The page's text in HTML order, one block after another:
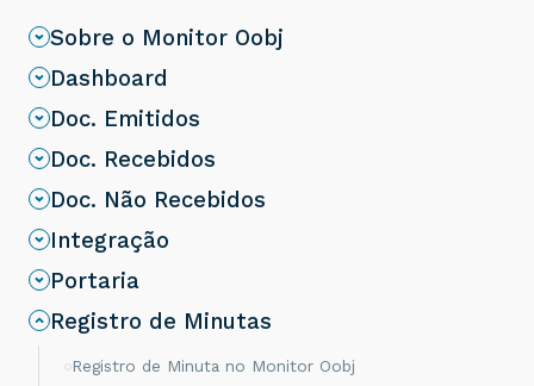
Sobre o Monitor Oobj
Dashboard
Doc. Emitidos
Doc. Recebidos
Doc. Não Recebidos
Integração
Portaria
Registro de Minutas
Registro de Minuta no Monitor Oobj